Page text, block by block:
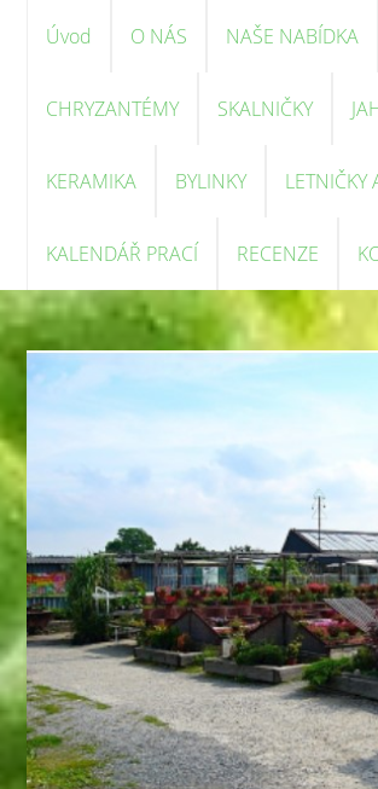
Úvod O NÁS NAŠE NABÍDKA
CHRYZANTÉMY SKALNIČKY
KERAMIKA BYLINKY LETNIČKY
KALENDÁŘ PRACÍ RECENZE